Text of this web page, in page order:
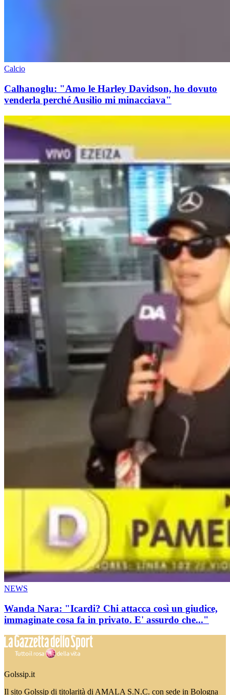
Calcio
Calhanoglu: "Amo le Harley Davidson, ho dovuto
venderla perché Ausilio mi minacciava"
NEWS
Wanda Nara: "Icardi? Chi attacca così un giudice,
immaginate cosa fa in privato. E' assurdo che..."
Golssip.it
Il sito Golssip di titolarità di AMALA S.N.C. con sede in Bologna